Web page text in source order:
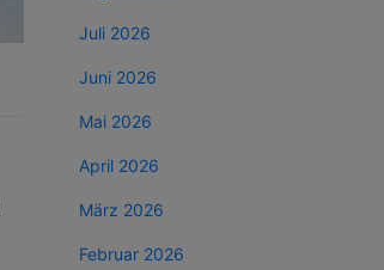
Juli 2026
Juni 2026
Mai 2026
April 2026
März 2026
Februar 2026